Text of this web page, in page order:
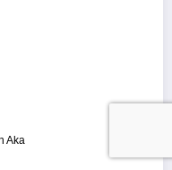
Aka